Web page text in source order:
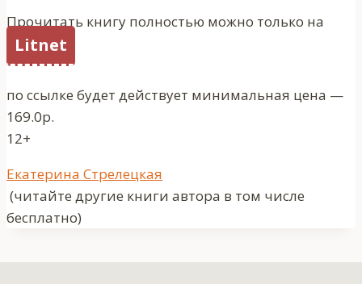
Прочитать книгу полностью можно только на
Litnet
по ссылке будет действует минимальная цена —
169.0р.
12+
Метки
записи:
Екатерина Стрелецкая
(читайте другие книги автора в том числе
бесплатно)